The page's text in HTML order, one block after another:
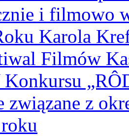
i filmowo
Karola
Filmów
Konkursu
związane z